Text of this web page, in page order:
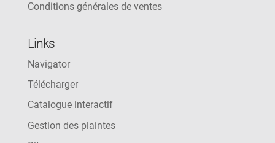
Conditions générales de ventes
Links
Navigator
Télécharger
Catalogue interactif
Gestion des plaintes